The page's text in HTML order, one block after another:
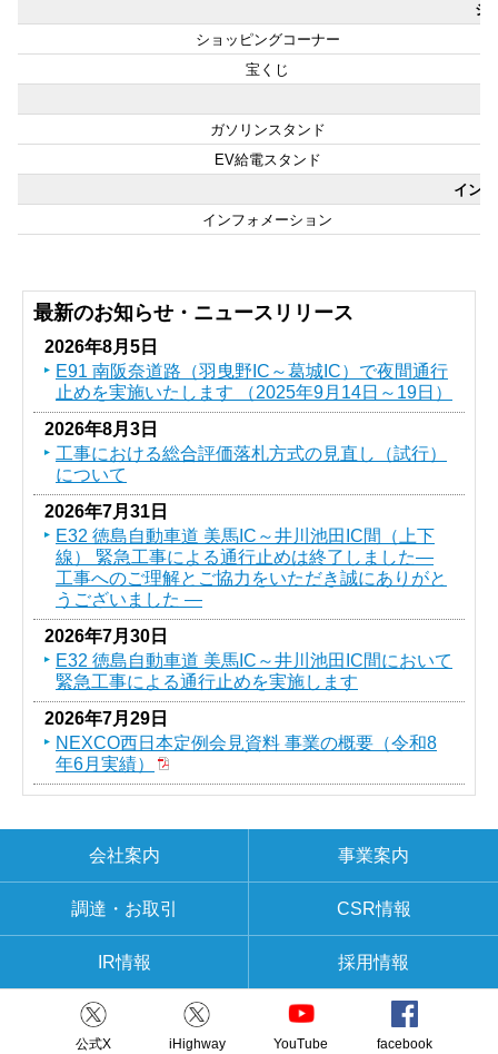
シ
ショッピングコーナー
宝くじ
ガソリンスタンド
EV給電スタンド
イン
インフォメーション
最新のお知らせ・ニュースリリース
2026年8月5日
E91 南阪奈道路（羽曳野IC～葛󠄀城IC）で夜間通行
止めを実施いたします （2025年9月14日～19日）
2026年8月3日
工事における総合評価落札方式の見直し（試行）
について
2026年7月31日
E32 徳島自動車道 美馬IC～井川池田IC間（上下
線） 緊急工事による通行止めは終了しました―
工事へのご理解とご協力をいただき誠にありがと
うございました ―
2026年7月30日
E32 徳島自動車道 美馬IC～井川池田IC間において
緊急工事による通行止めを実施します
2026年7月29日
NEXCO西日本定例会見資料 事業の概要（令和8
年6月実績）
会社案内 事業案内
調達・お取引 CSR情報
IR情報 採用情報
公式X iHighway YouTube facebook